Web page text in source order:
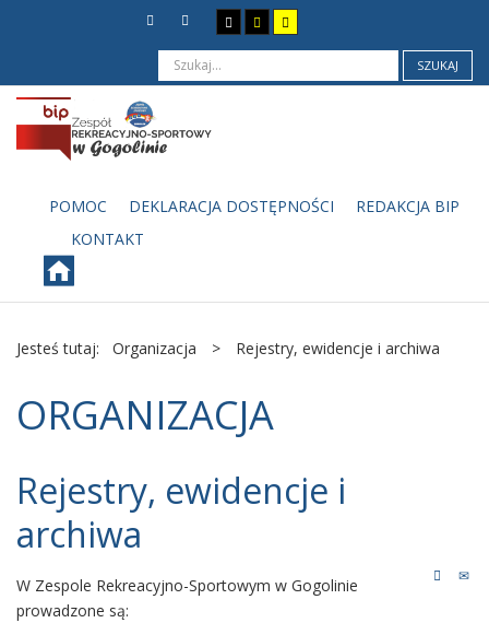
SZUKAJ
POMOC DEKLARACJA DOSTĘPNOŚCI
REDAKCJA BIP
KONTAKT
Jesteś tutaj: Organizacja > Rejestry, ewidencje i archiwa
ORGANIZACJA
Rejestry, ewidencje i
archiwa
W Zespole Rekreacyjno-Sportowym w Gogolinie
prowadzone są: